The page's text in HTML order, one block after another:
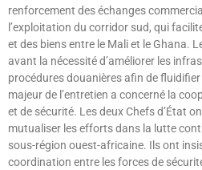
renforcement des échanges
l’exploitation du corridor sud, qui
et des biens entre le Mali et le Ghana.
avant la nécessité d’améliorer les
procédures douanières afin de
majeur de l’entretien a concerné la
et de sécurité. Les deux Chefs d’État
mutualiser les efforts dans la lutte
sous-région ouest-africaine. Ils ont
coordination entre les forces de